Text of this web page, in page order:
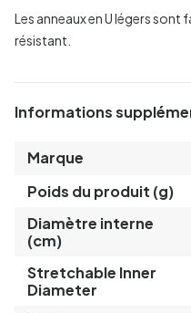
Les anneaux en U légers
résistant.
Informations
Marque
Poids du produit (g)
Diamètre interne
(cm)
Stretchable Inner
Diameter